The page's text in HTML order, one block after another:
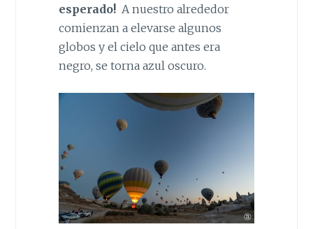
esperado! A nuestro alrededor
comienzan a elevarse algunos
globos y el cielo que antes era
negro, se torna azul oscuro.